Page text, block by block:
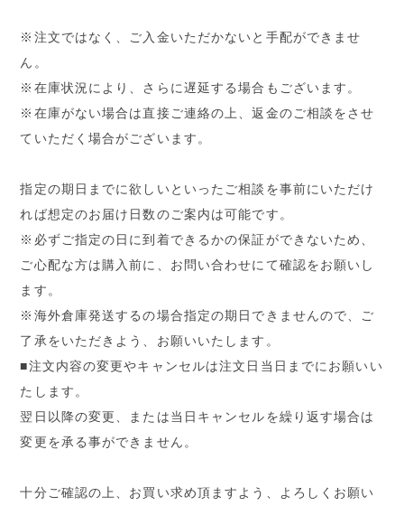
※注文ではなく、ご入金いただかないと手配ができませ
ん。
※在庫状況により、さらに遅延する場合もございます。
※在庫がない場合は直接ご連絡の上、返金のご相談をさせ
ていただく場合がございます。
指定の期日までに欲しいといったご相談を事前にいただけ
れば想定のお届け日数のご案内は可能です。
※必ずご指定の日に到着できるかの保証ができないため、
ご心配な方は購入前に、お問い合わせにて確認をお願いし
ます。
※海外倉庫発送するの場合指定の期日できませんので、ご
了承をいただきよう、お願いいたします。
■注文内容の変更やキャンセルは注文日当日までにお願いい
たします。
翌日以降の変更、または当日キャンセルを繰り返す場合は
変更を承る事ができません。
十分ご確認の上、お買い求め頂ますよう、よろしくお願い